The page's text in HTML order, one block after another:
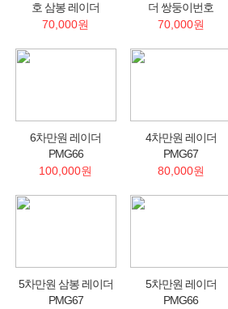
호 삼봉 레이더
70,000원
더 쌍둥이번호
70,000원
6차만원 레이더
PMG66
100,000원
4차만원 레이더
PMG67
80,000원
5차만원 삼봉 레이더
PMG67
5차만원 레이더
PMG66